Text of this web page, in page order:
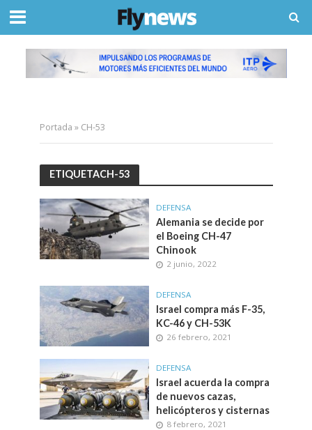
Portada » CH-53
ETIQUETACH-53
DEFENSA
Alemania se decide por
el Boeing CH-47
Chinook
2 junio, 2022
DEFENSA
Israel compra más F-35,
KC-46 y CH-53K
26 febrero, 2021
DEFENSA
Israel acuerda la compra
de nuevos cazas,
helicópteros y cisternas
8 febrero, 2021